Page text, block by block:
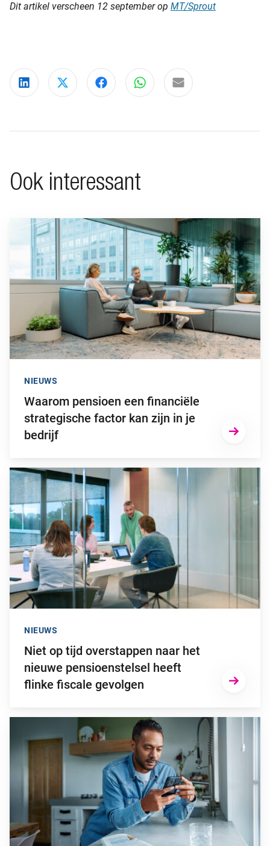
Dit artikel verscheen 12 september op MT/Sprout
Deel via LinkedIn
Deel via XDeel via Facebook
Deel via WhatsApp
Delen via e-mail
Ook interessant
Ga naar “Waarom pensioen een financiële strategische
Waarom pensioen een financiële
strategische factor kan zijn in je
bedrijf
NIEUWS
Ga naar “Niet op tijd overstappen naar het nieuwe
Niet op tijd overstappen naar het
nieuwe pensioenstelsel heeft
flinke fiscale gevolgen
NIEUWS
Ga naar “2025: een bewogen beleggingsjaar”